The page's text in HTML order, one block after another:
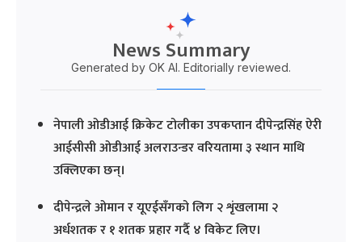
News Summary
Generated by OK AI. Editorially reviewed.
नेपाली ओडीआई क्रिकेट टोलीका उपकप्तान दीपेन्द्रसिंह ऐरी
आईसीसी ओडीआई अलराउन्डर वरियतामा ३ स्थान माथि
उक्लिएका छन्।
दीपेन्द्रले ओमान र यूएईसँगको लिग २ शृंखलामा २
अर्धशतक र १ शतक प्रहार गर्दै ४ विकेट लिए।